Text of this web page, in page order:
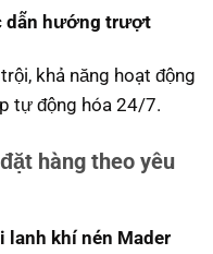
dẫn hướng trượt
khả năng hoạt động
tự động hóa 24/7.
hàng theo yêu
lanh khí nén Mader